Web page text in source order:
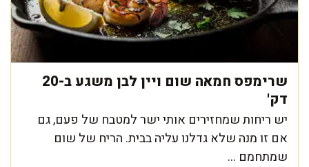
שרימפס חמאה שום ויין לבן משגע ב-20
דק'
יש ריחות שמחזירים אותי ישר למטבח של פעם, גם
אם זו מנה שלא גדלנו עליה בבית. הריח של שום
שמתחמם ...